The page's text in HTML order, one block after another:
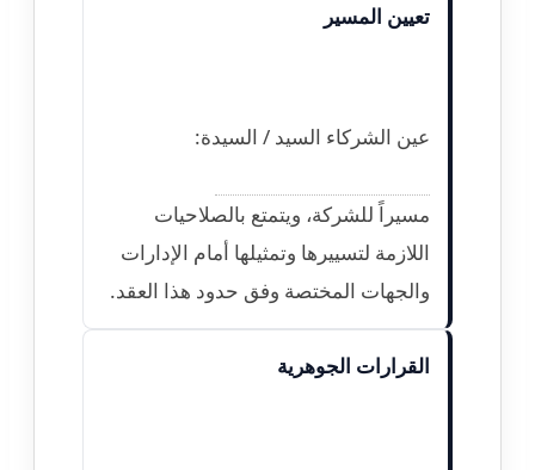
تعيين المسير
عين الشركاء السيد / السيدة:
مسيراً للشركة، ويتمتع بالصلاحيات
اللازمة لتسييرها وتمثيلها أمام الإدارات
والجهات المختصة وفق حدود هذا العقد.
القرارات الجوهرية